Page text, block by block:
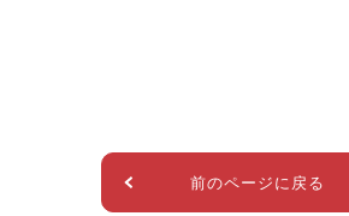
前のページに戻る